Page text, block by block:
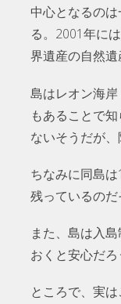
中心となるの
る。2001年に
界遺産の自然遺
島はレオン海
もあることで
ないそうだが
ちなみに同島
残っているのだ
また、島は入
おくと安心だろ
ところで、実